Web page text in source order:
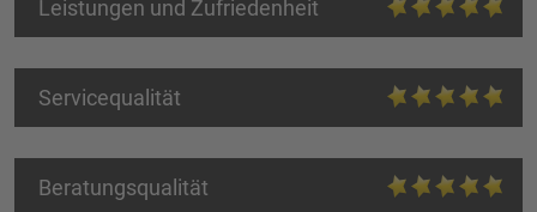
Leistungen und Zufriedenheit
Servicequalität
Beratungsqualität